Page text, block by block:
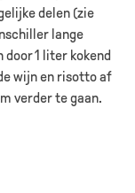
delen (zie
lange
door 1 liter kokend
wijn en risotto af
verder te gaan.